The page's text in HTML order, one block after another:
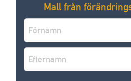
Mall från
Namn *
Förnamn
Efternamn